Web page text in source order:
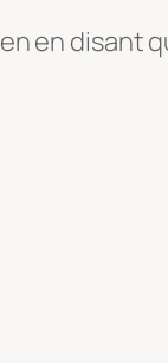
en disant